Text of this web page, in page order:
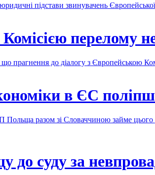
підстави звинувачень Європейської
перелому
прагнення до діалогу з Європейською
в ЄС
Польща разом зі Словаччиною займе цього
до суду за